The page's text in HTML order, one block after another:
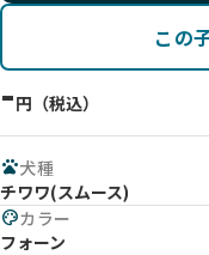
この
-円（税込）
pets犬種
チワワ(スムース)
paletteカラー
フォーン